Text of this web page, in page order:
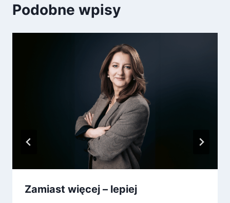
Podobne wpisy
Zamiast więcej – lepiej